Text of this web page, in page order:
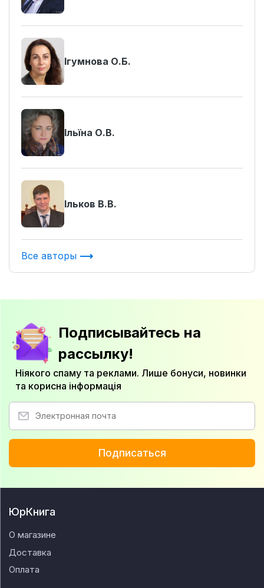
Ігумнова О.Б.
Ільїна О.В.
Ільков В.В.
Все авторы
Подписывайтесь на
рассылку!
Ніякого спаму та реклами. Лише бонуси, новинки
та корисна інформація
Подписаться
ЮрКнига
О магазине
Доставка
Оплата